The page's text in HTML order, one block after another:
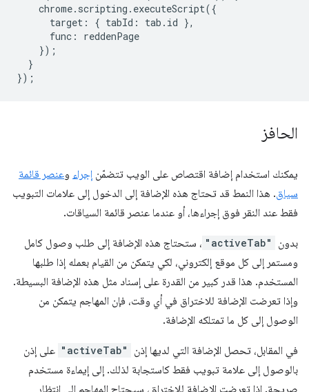
chrome. scripting . executeScript({
target : { tabId : tab . id },
func :
reddenPage
});
}
});
الحافز
يمكنك استخدام إضافة اقتصاص على الويب تتضمّن إجراء وعنصر قائمة
سياق. هذا النمط قد تحتاج هذه الإضافة إلى الدخول إلى علامات التبويب
فقط عند النقر فوق إجراءها، أو عندما عنصر قائمة السياقات.
بدون "activeTab" ، ستحتاج هذه الإضافة إلى طلب وصول كامل
ومستمر إلى كل موقع إلكتروني، لكي يتمكن من القيام بعمله إذا طلبها
المستخدم. هذا قدر كبير من القدرة على إسناد مثل هذه الإضافة البسيطة.
وإذا تعرضت الإضافة للاختراق في أي وقت، فإن المهاجم يتمكن من
الوصول إلى كل ما تمتلكه الإضافة.
في المقابل، تحصل الإضافة التي لديها إذن "activeTab" على إذن
بالوصول إلى علامة تبويب فقط كاستجابة لذلك. إلى إيماءة مستخدم
صريحة. إذا تعرضت الإضافة للاختراق، سيحتاج المهاجم إلى انتظار